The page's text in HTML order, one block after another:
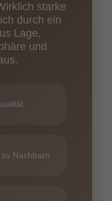
starke
durch ein
Lage,
und
Nachbarn